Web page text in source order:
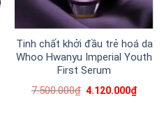
Tinh chất khởi đầu trẻ hoá da
Whoo Hwanyu Imperial Youth
First Serum
7.500.000₫ 4.120.000₫